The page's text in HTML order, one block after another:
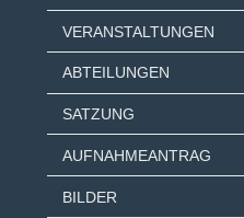
VERANSTALTUNGEN
ABTEILUNGEN
SATZUNG
AUFNAHMEANTRAG
BILDER